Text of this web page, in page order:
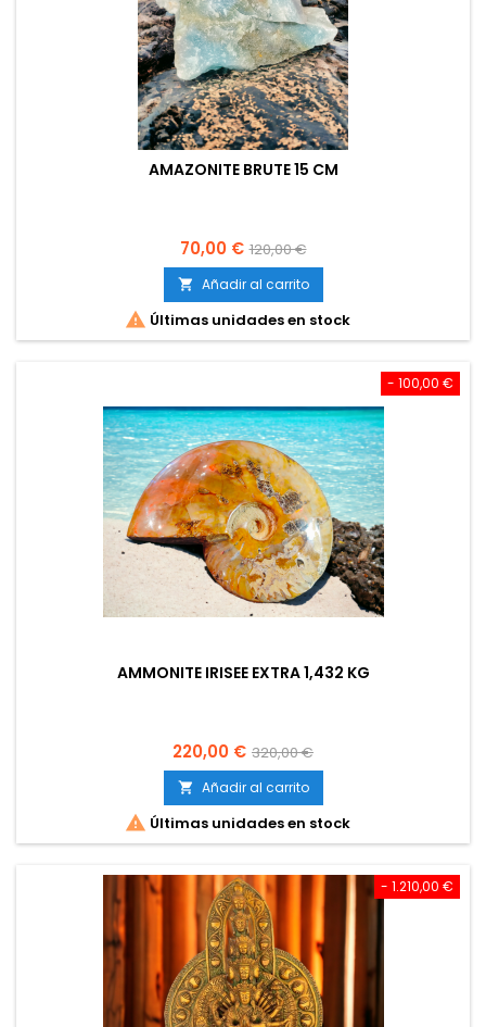
AMAZONITE BRUTE 15 CM
Precio
70,00 € Precio
base
120,00 €
 Añadir al carrito
 Últimas unidades en stock
- 100,00 €
AMMONITE IRISEE EXTRA 1,432 KG
Precio
220,00 € Precio
base
320,00 €
 Añadir al carrito
 Últimas unidades en stock
- 1.210,00 €